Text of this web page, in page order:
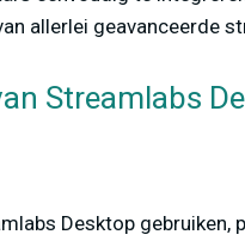
allerlei geavanceerde
Streamlabs
Desktop gebruiken,